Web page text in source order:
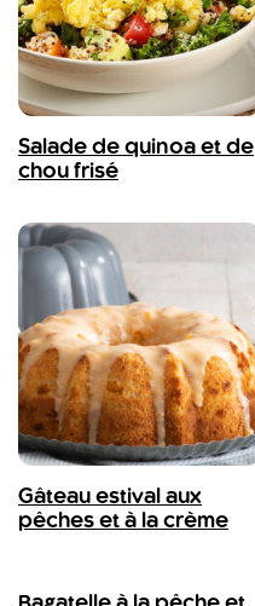
Salade de quinoa et de
chou frisé
Gâteau estival aux
pêches et à la crème